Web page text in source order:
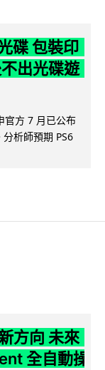
碟 包裝印
出光碟遊
官方 7 月已公布
析師預期 PS6
方向 未來
全自動操